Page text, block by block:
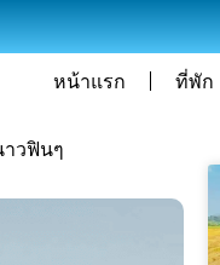
หน้าแรก ที่พัก
าวฟินๆ